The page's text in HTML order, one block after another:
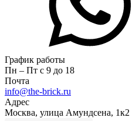
График работы
Пн – Пт с 9 до 18
Почта
info@the-brick.ru
Адрес
Москва, улица Амундсена, 1к2